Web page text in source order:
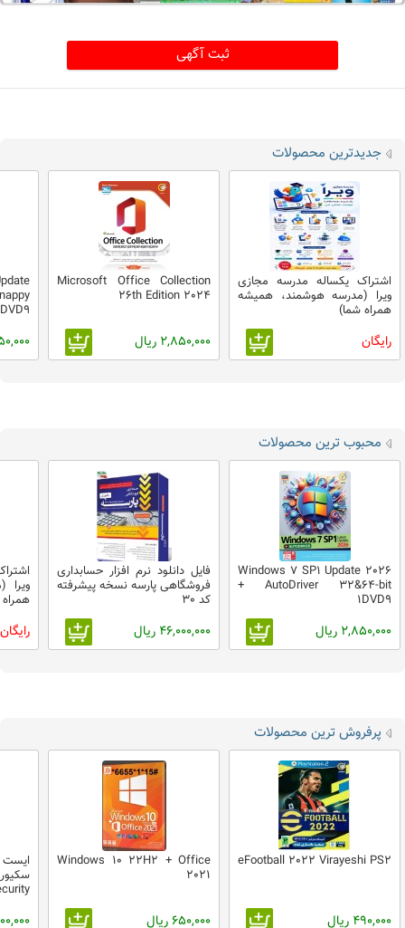
ثبت آگهی
جدیدترین محصولات
اشتراک یکساله مدرسه مجازی
ویرا (مدرسه هوشمند، همیشه
همراه شما)
رایگان
Microsoft Office Collection
26th Edition 2024
2,850,000 ریال
محبوب ترین محصولات
Windows 7 SP1 Update 2026
+ AutoDriver 32&64-bit
1DVD9
2,850,000 ریال
فایل دانلود نرم افزار حسابداری
فروشگاهی پارسه نسخه پیشرفته
کد 30
46,000,000 ریال رایگان
پرفروش ترین محصولات
eFootball 2022 Virayeshi PS2
490,000 ریال
Windows 10 22H2 + Office
2021
650,000 ریال